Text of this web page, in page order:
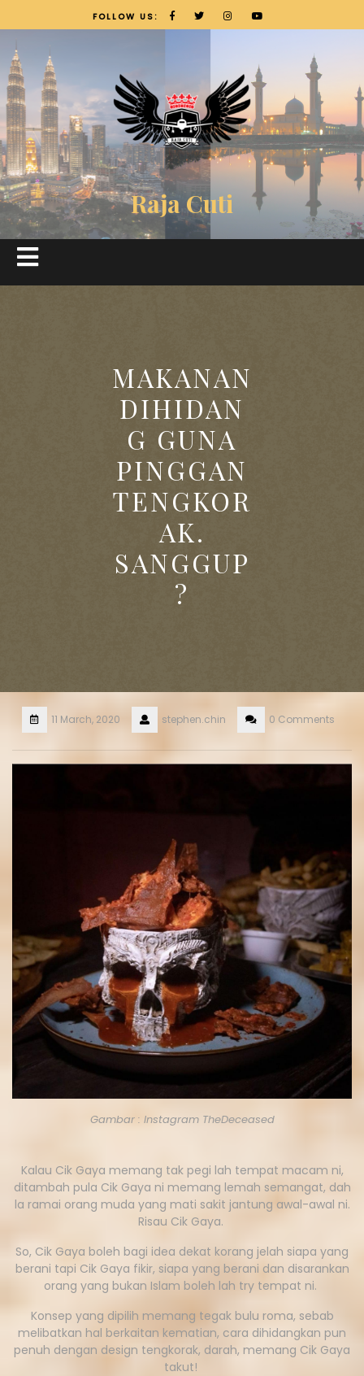
FOLLOW US:
Raja Cuti
MAKANAN
DIHIDAN
G GUNA
PINGGAN
TENGKOR
AK.
SANGGUP
?
11 March, 2020 stephen.chin 0 Comments
Gambar : Instagram TheDeceased
Kalau Cik Gaya memang tak pegi lah tempat macam ni,
ditambah pula Cik Gaya ni memang lemah semangat, dah
la ramai orang muda yang mati sakit jantung awal-awal ni.
Risau Cik Gaya.
So, Cik Gaya boleh bagi idea dekat korang jelah siapa yang
berani tapi Cik Gaya fikir, siapa yang berani dan disarankan
orang yang bukan Islam boleh lah try tempat ni.
Konsep yang dipilih memang tegak bulu roma, sebab
melibatkan hal berkaitan kematian, cara dihidangkan pun
penuh dengan design tengkorak, darah, memang Cik Gaya
takut!